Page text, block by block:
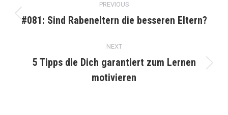
navigation
PREVIOUS
Previous
#081: Sind Rabeneltern die besseren Eltern?
NEXT
post:
5 Tipps die Dich garantiert zum Lernen
motivieren